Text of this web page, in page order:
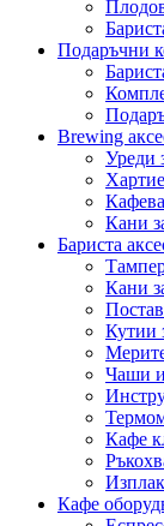
Подаръчни
Brewing
Уреди
Кани
Бариста
Кани
Кутии
Чаши
Кафе
Кафе